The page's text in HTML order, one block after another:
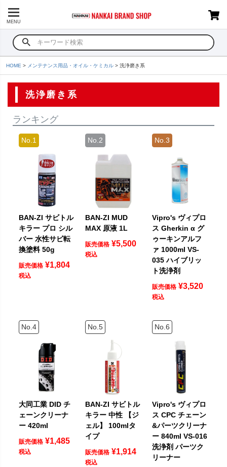
MENU
HOME メンテナンス用品・オイル・ケミカル 洗浄磨き系
洗浄磨き系
ランキング
BAN-ZI サビトル
キラー プロ シル
バー 水性サビ転
換塗料 50g
販売価格 ¥1,804
税込
BAN-ZI MUD
MAX 原液 1L
販売価格 ¥5,500
税込
Vipro's ヴィプロ
ス Gherkin α グ
ゥーキンアルフ
ァ 1000ml VS-
035 ハイブリッ
ト洗浄剤
販売価格 ¥3,520
税込
大同工業 DID チ
ェーンクリーナ
ー 420ml
販売価格 ¥1,485
税込
BAN-ZI サビトル
キラー 中性 【ジ
ェル】 100mlタ
イプ
販売価格 ¥1,914
税込
Vipro's ヴィプロ
ス CPC チェーン
&パーツクリーナ
ー 840ml VS-016
洗浄剤 パーツク
リーナー